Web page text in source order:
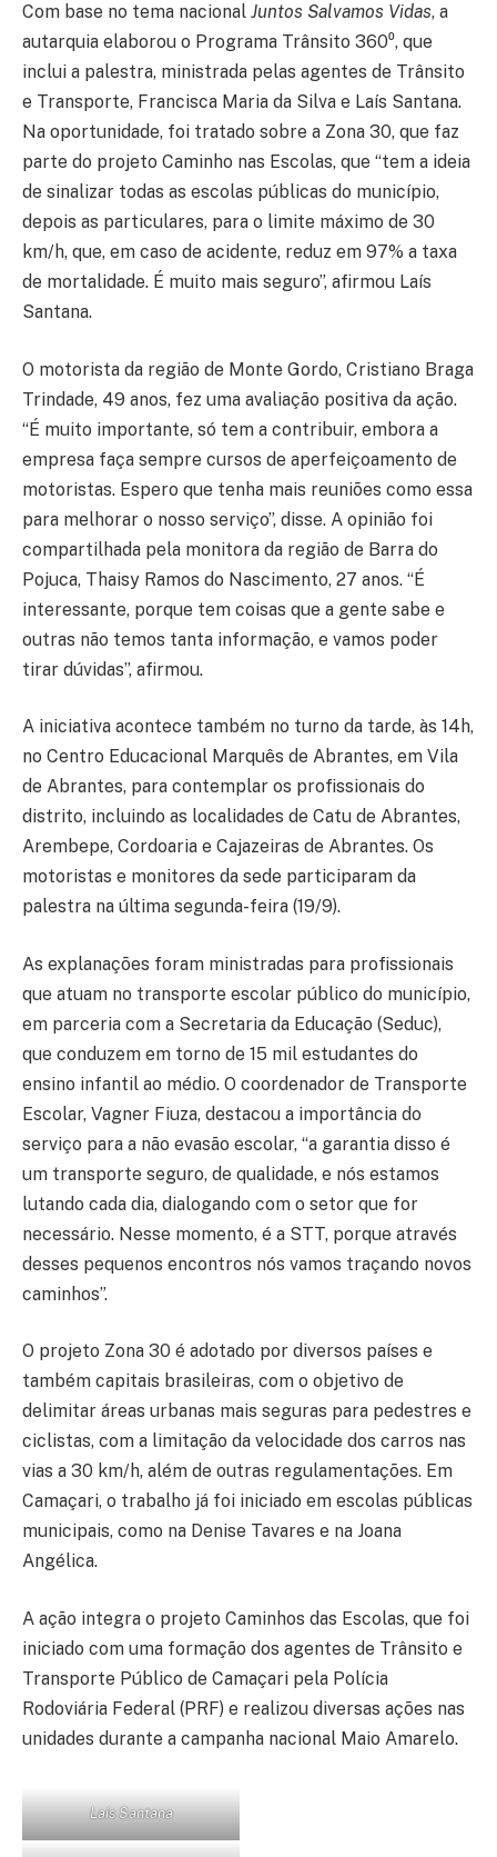
Com base no tema nacional Juntos Salvamos Vidas, a
autarquia elaborou o Programa Trânsito 360⁰, que
inclui a palestra, ministrada pelas agentes de Trânsito
e Transporte, Francisca Maria da Silva e Laís Santana.
Na oportunidade, foi tratado sobre a Zona 30, que faz
parte do projeto Caminho nas Escolas, que “tem a ideia
de sinalizar todas as escolas públicas do município,
depois as particulares, para o limite máximo de 30
km/h, que, em caso de acidente, reduz em 97% a taxa
de mortalidade. É muito mais seguro”, afirmou Laís
Santana.
O motorista da região de Monte Gordo, Cristiano Braga
Trindade, 49 anos, fez uma avaliação positiva da ação.
“É muito importante, só tem a contribuir, embora a
empresa faça sempre cursos de aperfeiçoamento de
motoristas. Espero que tenha mais reuniões como essa
para melhorar o nosso serviço”, disse. A opinião foi
compartilhada pela monitora da região de Barra do
Pojuca, Thaisy Ramos do Nascimento, 27 anos. “É
interessante, porque tem coisas que a gente sabe e
outras não temos tanta informação, e vamos poder
tirar dúvidas”, afirmou.
A iniciativa acontece também no turno da tarde, às 14h,
no Centro Educacional Marquês de Abrantes, em Vila
de Abrantes, para contemplar os profissionais do
distrito, incluindo as localidades de Catu de Abrantes,
Arembepe, Cordoaria e Cajazeiras de Abrantes. Os
motoristas e monitores da sede participaram da
palestra na última segunda-feira (19/9).
As explanações foram ministradas para profissionais
que atuam no transporte escolar público do município,
em parceria com a Secretaria da Educação (Seduc),
que conduzem em torno de 15 mil estudantes do
ensino infantil ao médio. O coordenador de Transporte
Escolar, Vagner Fiuza, destacou a importância do
serviço para a não evasão escolar, “a garantia disso é
um transporte seguro, de qualidade, e nós estamos
lutando cada dia, dialogando com o setor que for
necessário. Nesse momento, é a STT, porque através
desses pequenos encontros nós vamos traçando novos
caminhos”.
O projeto Zona 30 é adotado por diversos países e
também capitais brasileiras, com o objetivo de
delimitar áreas urbanas mais seguras para pedestres e
ciclistas, com a limitação da velocidade dos carros nas
vias a 30 km/h, além de outras regulamentações. Em
Camaçari, o trabalho já foi iniciado em escolas públicas
municipais, como na Denise Tavares e na Joana
Angélica.
A ação integra o projeto Caminhos das Escolas, que foi
iniciado com uma formação dos agentes de Trânsito e
Transporte Público de Camaçari pela Polícia
Rodoviária Federal (PRF) e realizou diversas ações nas
unidades durante a campanha nacional Maio Amarelo.
Laís Santana